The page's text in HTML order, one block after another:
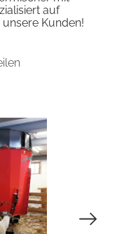
auf
Kunden!